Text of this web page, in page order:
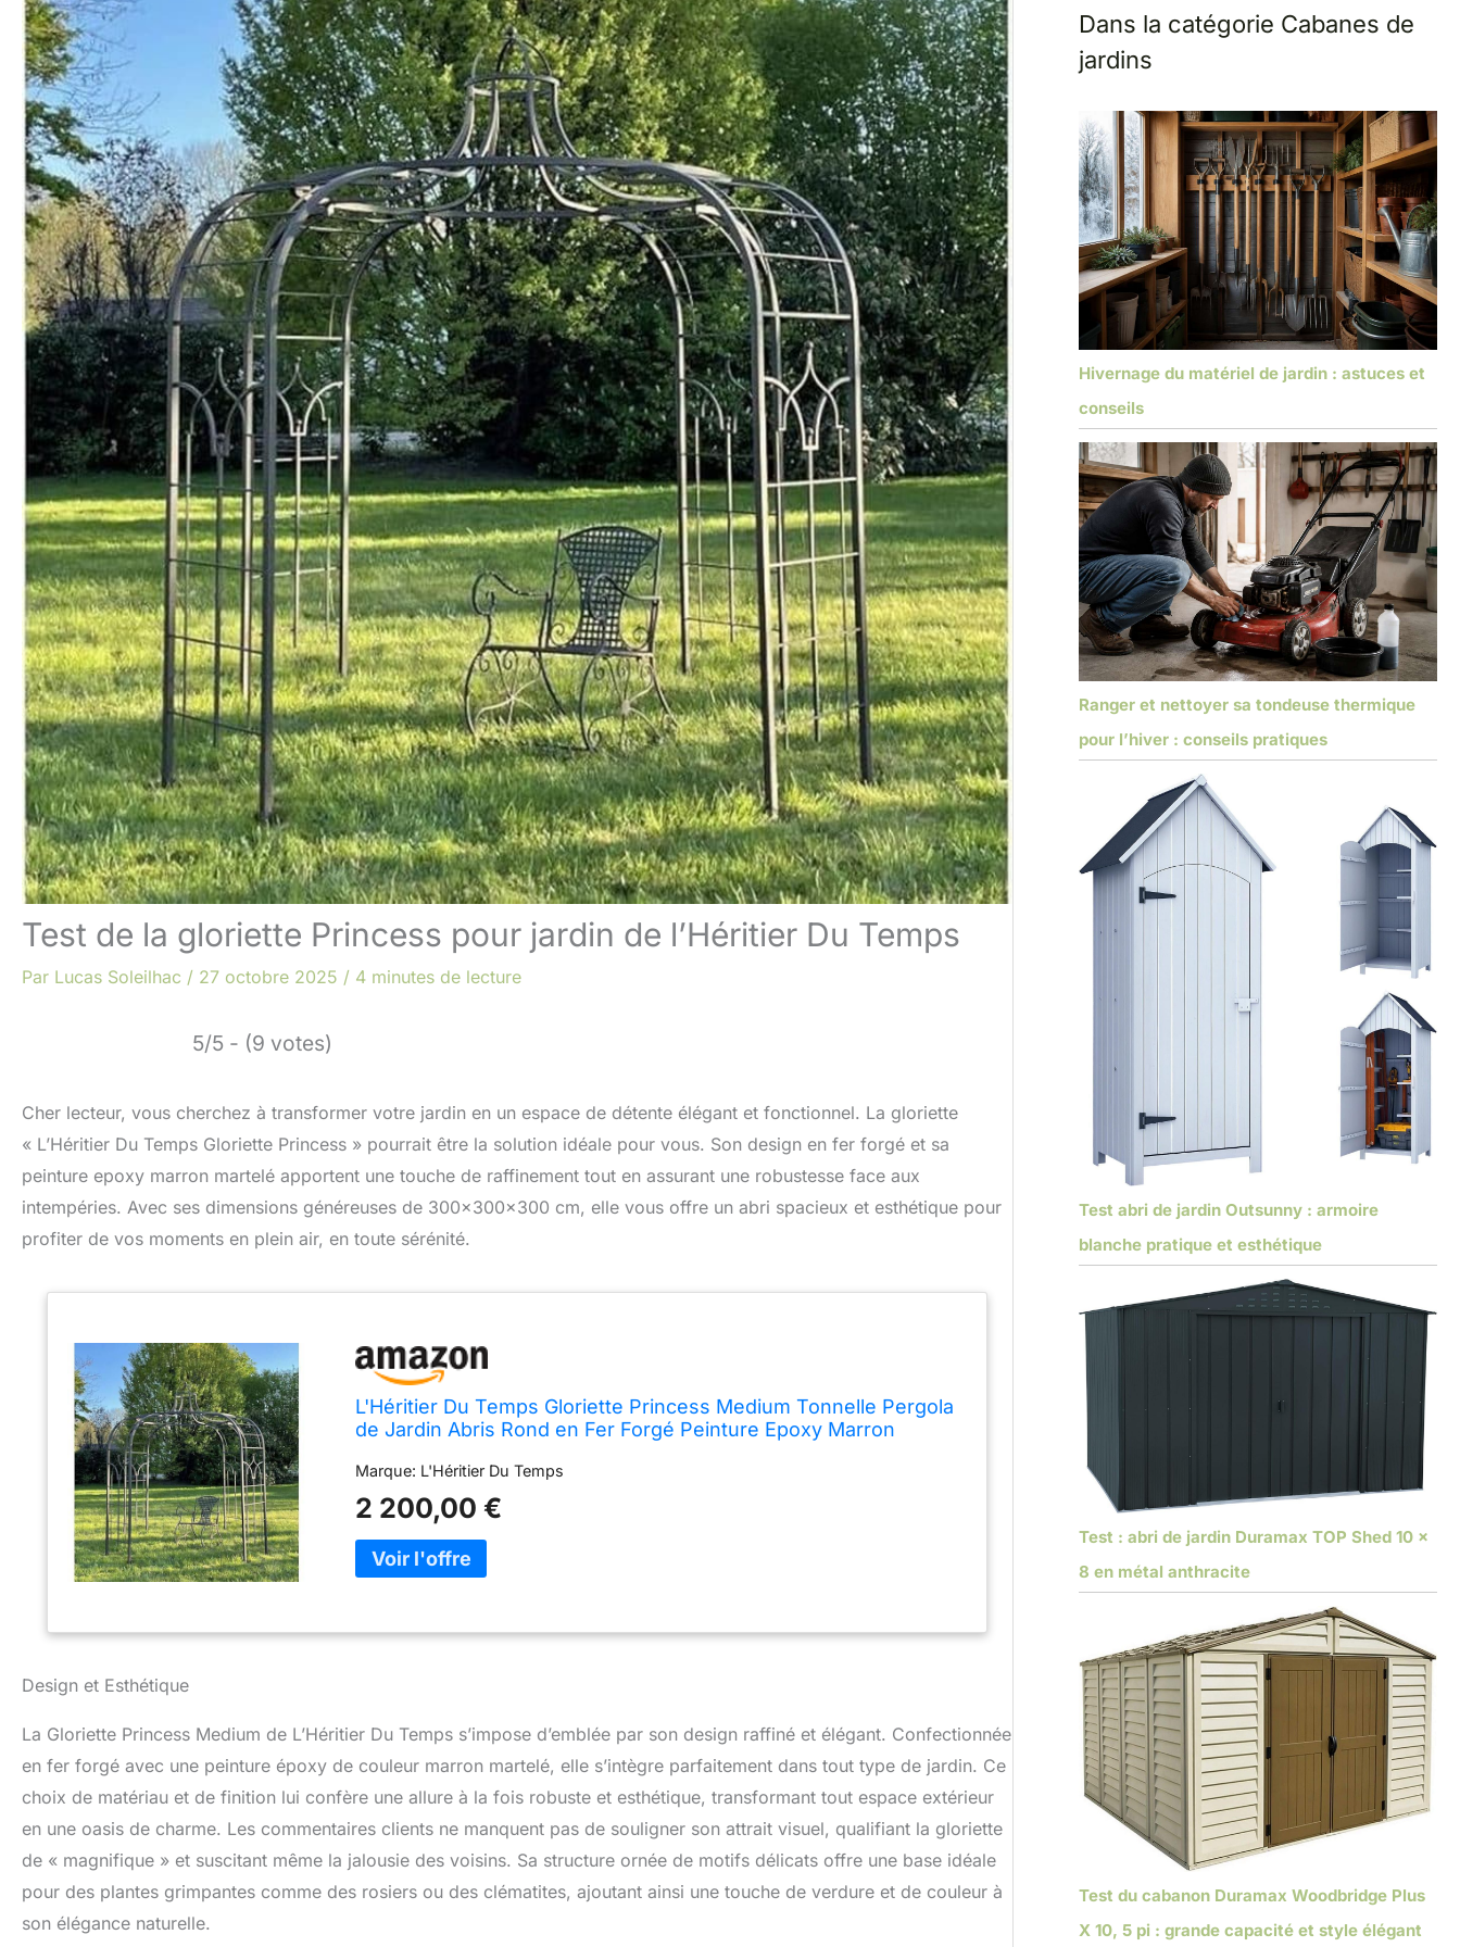
Test de la gloriette Princess pour jardin de l’Héritier Du Temps
Par Lucas Soleilhac / 27 octobre 2025 / 4 minutes de lecture
5/5 - (9 votes)
Cher lecteur, vous cherchez à transformer votre jardin en un espace de détente élégant et fonctionnel. La gloriette
« L’Héritier Du Temps Gloriette Princess » pourrait être la solution idéale pour vous. Son design en fer forgé et sa
peinture epoxy marron martelé apportent une touche de raffinement tout en assurant une robustesse face aux
intempéries. Avec ses dimensions généreuses de 300x300x300 cm, elle vous offre un abri spacieux et esthétique pour
profiter de vos moments en plein air, en toute sérénité.
L'Héritier Du Temps Gloriette Princess Medium Tonnelle Pergola
de Jardin Abris Rond en Fer Forgé Peinture Epoxy Marron
Marque: L'Héritier Du Temps
2 200,00 €
Design et Esthétique
La Gloriette Princess Medium de L’Héritier Du Temps s’impose d’emblée par son design raffiné et élégant. Confectionnée
en fer forgé avec une peinture époxy de couleur marron martelé, elle s’intègre parfaitement dans tout type de jardin. Ce
choix de matériau et de finition lui confère une allure à la fois robuste et esthétique, transformant tout espace extérieur
en une oasis de charme. Les commentaires clients ne manquent pas de souligner son attrait visuel, qualifiant la gloriette
de « magnifique » et suscitant même la jalousie des voisins. Sa structure ornée de motifs délicats offre une base idéale
pour des plantes grimpantes comme des rosiers ou des clématites, ajoutant ainsi une touche de verdure et de couleur à
son élégance naturelle.
Dans la catégorie Cabanes de
jardins
Hivernage du matériel de jardin : astuces et
conseils
Ranger et nettoyer sa tondeuse thermique
pour l’hiver : conseils pratiques
Test abri de jardin Outsunny : armoire
blanche pratique et esthétique
Test : abri de jardin Duramax TOP Shed 10 x
8 en métal anthracite
Test du cabanon Duramax Woodbridge Plus
X 10, 5 pi : grande capacité et style élégant